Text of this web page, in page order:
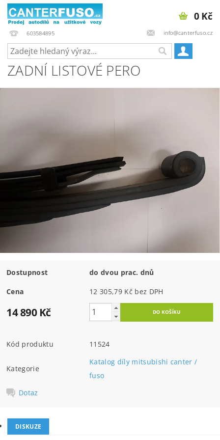
603584895 info@canterfuso.cz
0 Kč
ZADNÍ LISTOVÉ PERO
Dostupnost do dvou prac. dnů
Cena 12 305,79 Kč bez DPH
14 890 Kč
Kód produktu 11524
Kategorie
Katalog díly mitsubishi canter /
fuso
Dotaz
DISKUZE